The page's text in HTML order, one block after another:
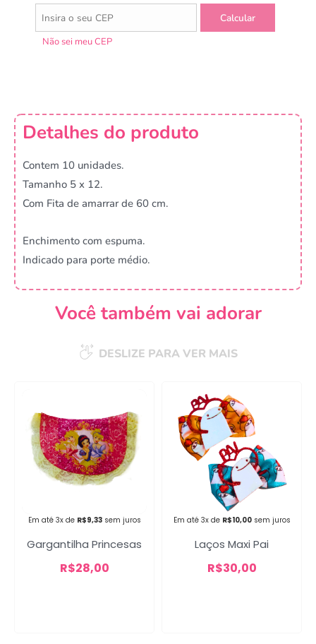
Não sei meu CEP
Detalhes do produto
Contem 10 unidades.
Tamanho 5 x 12.
Com Fita de amarrar de 60 cm.
Enchimento com espuma.
Indicado para porte médio.
Você também vai adorar
DESLIZE PARA VER MAIS
Em até 3x de R$9,33 sem juros
Gargantilha Princesas
R$28,00
Em até 3x de R$10,00 sem juros
Laços Maxi Pai
R$30,00
Campanha lançada com